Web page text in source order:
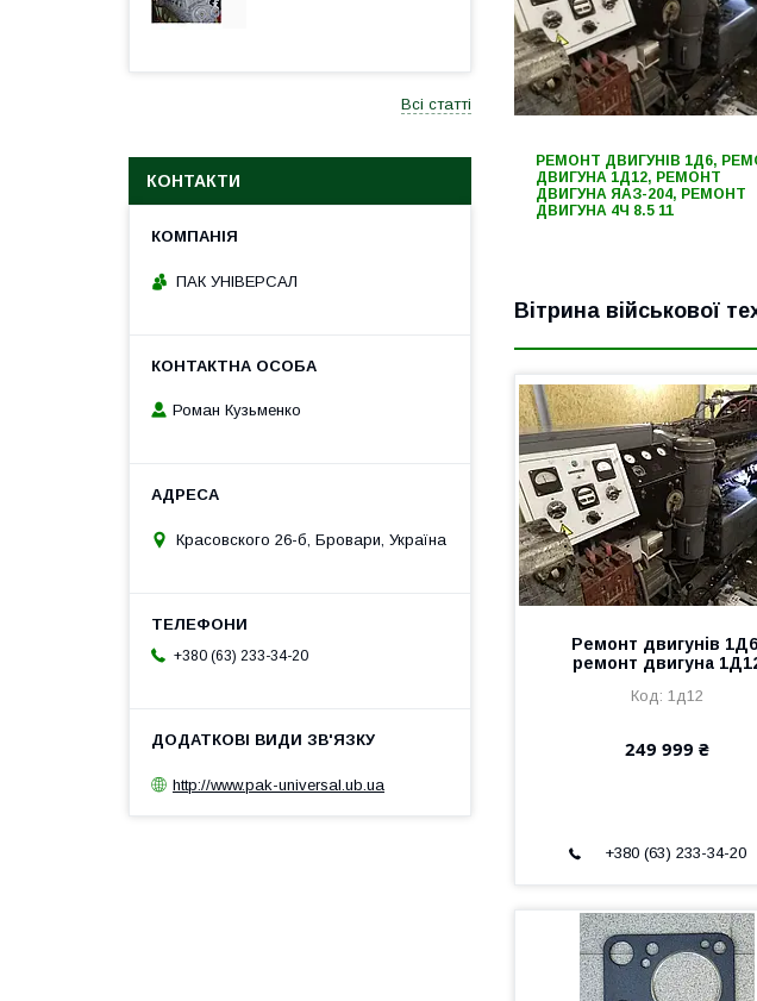
РЕМОНТ ДВИГУНІВ 1Д6,
ДВИГУНА 1Д12, РЕМОНТ
ДВИГУНА ЯАЗ-204, РЕМОНТ
ДВИГУНА 4Ч 8.5 11
Вітрина військової
Ремонт двигунів
ремонт двигуна
1д12
249 999 ₴
+380 (63) 233-34-20
Всі статті
КОНТАКТИ
ПАК УНІВЕРСАЛ
Роман Кузьменко
Красовского 26-б, Бровари, Україна
+380 (63) 233-34-20
http://www.pak-universal.ub.ua